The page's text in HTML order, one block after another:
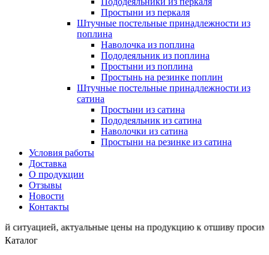
Простыни из перкаля
Штучные постельные принадлежности из
поплина
Наволочка из поплина
Пододеяльник из поплина
Простыни из поплина
Простынь на резинке поплин
Штучные постельные принадлежности из
сатина
Простыни из сатина
Пододеяльник из сатина
Наволочки из сатина
Простыни на резинке из сатина
Условия работы
Доставка
О продукции
Отзывы
Новости
Контакты
актуальные цены на продукцию к отшиву просим
Каталог